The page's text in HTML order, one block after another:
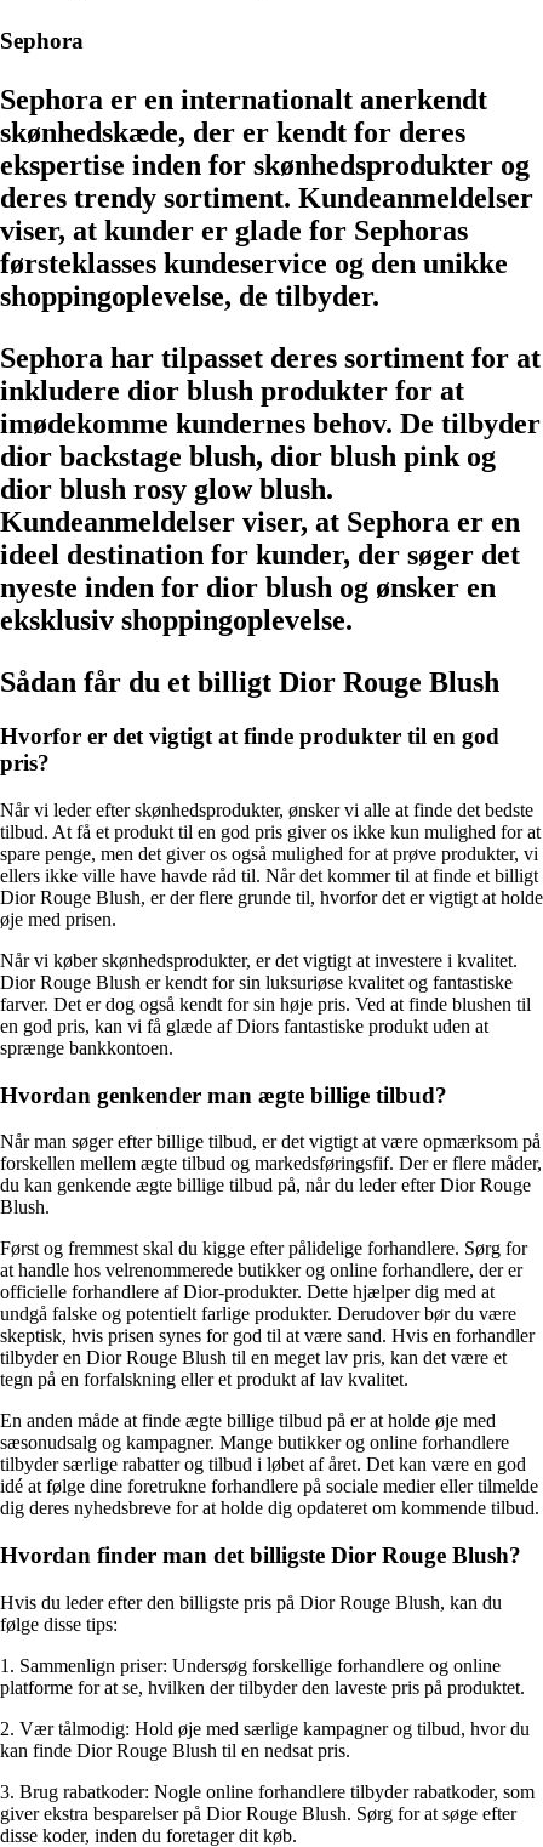
Sephora
Sephora er en internationalt anerkendt
skønhedskæde, der er kendt for deres
ekspertise inden for skønhedsprodukter og
deres trendy sortiment. Kundeanmeldelser
viser, at kunder er glade for Sephoras
førsteklasses kundeservice og den unikke
shoppingoplevelse, de tilbyder.
Sephora har tilpasset deres sortiment for at
inkludere dior blush produkter for at
imødekomme kundernes behov. De tilbyder
dior backstage blush, dior blush pink og
dior blush rosy glow blush.
Kundeanmeldelser viser, at Sephora er en
ideel destination for kunder, der søger det
nyeste inden for dior blush og ønsker en
eksklusiv shoppingoplevelse.
Sådan får du et billigt Dior Rouge Blush
Hvorfor er det vigtigt at finde produkter til en god
pris?
Når vi leder efter skønhedsprodukter, ønsker vi alle at finde det bedste
tilbud. At få et produkt til en god pris giver os ikke kun mulighed for at
spare penge, men det giver os også mulighed for at prøve produkter, vi
ellers ikke ville have havde råd til. Når det kommer til at finde et billigt
Dior Rouge Blush, er der flere grunde til, hvorfor det er vigtigt at holde
øje med prisen.
Når vi køber skønhedsprodukter, er det vigtigt at investere i kvalitet.
Dior Rouge Blush er kendt for sin luksuriøse kvalitet og fantastiske
farver. Det er dog også kendt for sin høje pris. Ved at finde blushen til
en god pris, kan vi få glæde af Diors fantastiske produkt uden at
sprænge bankkontoen.
Hvordan genkender man ægte billige tilbud?
Når man søger efter billige tilbud, er det vigtigt at være opmærksom på
forskellen mellem ægte tilbud og markedsføringsfif. Der er flere måder,
du kan genkende ægte billige tilbud på, når du leder efter Dior Rouge
Blush.
Først og fremmest skal du kigge efter pålidelige forhandlere. Sørg for
at handle hos velrenommerede butikker og online forhandlere, der er
officielle forhandlere af Dior-produkter. Dette hjælper dig med at
undgå falske og potentielt farlige produkter. Derudover bør du være
skeptisk, hvis prisen synes for god til at være sand. Hvis en forhandler
tilbyder en Dior Rouge Blush til en meget lav pris, kan det være et
tegn på en forfalskning eller et produkt af lav kvalitet.
En anden måde at finde ægte billige tilbud på er at holde øje med
sæsonudsalg og kampagner. Mange butikker og online forhandlere
tilbyder særlige rabatter og tilbud i løbet af året. Det kan være en god
idé at følge dine foretrukne forhandlere på sociale medier eller tilmelde
dig deres nyhedsbreve for at holde dig opdateret om kommende tilbud.
Hvordan finder man det billigste Dior Rouge Blush?
Hvis du leder efter den billigste pris på Dior Rouge Blush, kan du
følge disse tips:
1. Sammenlign priser: Undersøg forskellige forhandlere og online
platforme for at se, hvilken der tilbyder den laveste pris på produktet.
2. Vær tålmodig: Hold øje med særlige kampagner og tilbud, hvor du
kan finde Dior Rouge Blush til en nedsat pris.
3. Brug rabatkoder: Nogle online forhandlere tilbyder rabatkoder, som
giver ekstra besparelser på Dior Rouge Blush. Sørg for at søge efter
disse koder, inden du foretager dit køb.